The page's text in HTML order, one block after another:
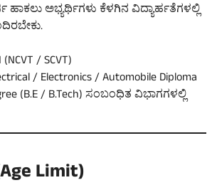
ಹಾಕಲು ಅಭ್ಯರ್ಥಿಗಳು ಕೆಳಗಿನ ವಿದ್ಯಾರ್ಹತೆಗಳಲ್ಲಿ
/ SCVT)
/ Electronics / Automobile Diploma
(B.E / B.Tech) ಸಂಬಂಧಿತ ವಿಭಾಗಗಳಲ್ಲಿ
Limit)